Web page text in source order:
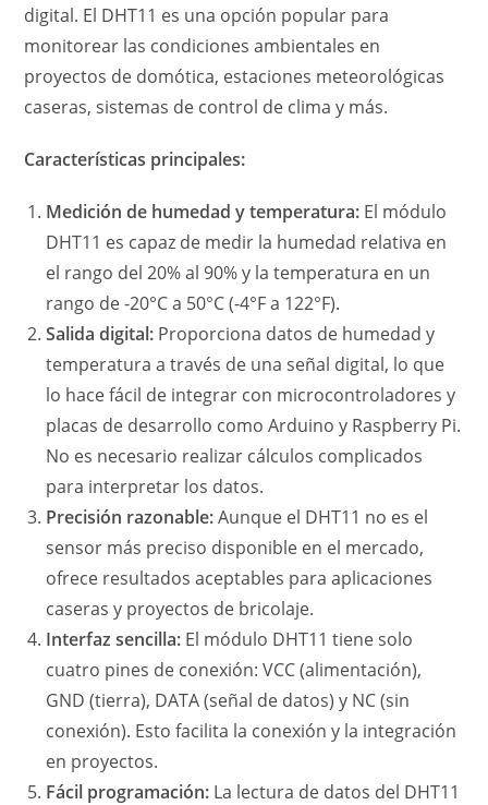
digital. El DHT11 es una opción popular para
monitorear las condiciones ambientales en
proyectos de domótica, estaciones meteorológicas
caseras, sistemas de control de clima y más.
Características principales:
Medición de humedad y temperatura: El módulo
DHT11 es capaz de medir la humedad relativa en
el rango del 20% al 90% y la temperatura en un
rango de -20°C a 50°C (-4°F a 122°F).
Salida digital: Proporciona datos de humedad y
temperatura a través de una señal digital, lo que
lo hace fácil de integrar con microcontroladores y
placas de desarrollo como Arduino y Raspberry Pi.
No es necesario realizar cálculos complicados
para interpretar los datos.
Precisión razonable:Aunque el DHT11 no es el
sensor más preciso disponible en el mercado,
ofrece resultados aceptables para aplicaciones
caseras y proyectos de bricolaje.
Interfaz sencilla: El módulo DHT11 tiene solo
cuatro pines de conexión: VCC (alimentación),
GND (tierra), DATA (señal de datos) y NC (sin
conexión). Esto facilita la conexión y la integración
en proyectos.
Fácil programación: La lectura de datos del DHT11